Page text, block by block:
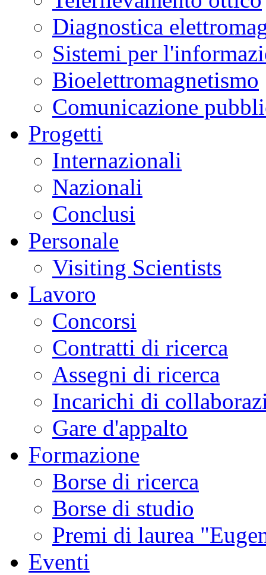
Diagnostica
Sistemi per
Bioelettromagnetismo
Comunicazione
Progetti
Internazionali
Nazionali
Conclusi
Personale
Visiting Scientists
Lavoro
Concorsi
Contratti di ricerca
Assegni di ricerca
Incarichi di
Gare d'appalto
Formazione
Borse di ricerca
Borse di studio
Premi di laurea
Eventi